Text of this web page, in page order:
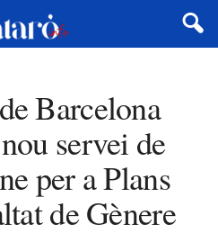
Barcelona
servei de
per a Plans
de Gènere